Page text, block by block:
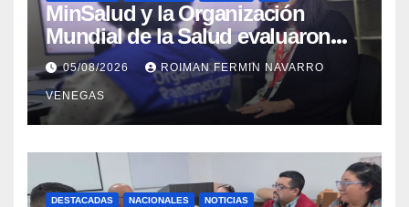
MinSalud y la Organización
Mundial de la Salud evaluaron
propuesta técnica integral en
materia de agua saneamiento e
higiene ante contingencia
sísmica
05/08/2026 ROIMAN FERMIN NAVARRO
VENEGAS
DESTACADAS NACIONALES NOTICIAS